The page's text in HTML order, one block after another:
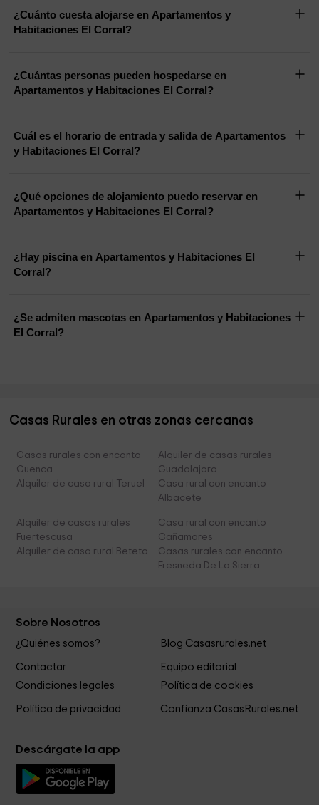
¿Cuánto cuesta alojarse en Apartamentos y
Habitaciones El Corral?
¿Cuántas personas pueden hospedarse en
Apartamentos y Habitaciones El Corral?
Cuál es el horario de entrada y salida de Apartamentos
y Habitaciones El Corral?
¿Qué opciones de alojamiento puedo reservar en
Apartamentos y Habitaciones El Corral?
¿Hay piscina en Apartamentos y Habitaciones El
Corral?
¿Se admiten mascotas en Apartamentos y Habitaciones
El Corral?
Casas Rurales en otras zonas cercanas
Casas rurales con encanto
Cuenca
Alquiler de casas rurales
Guadalajara
Alquiler de casa rural Teruel
Casa rural con encanto
Albacete
Alquiler de casas rurales
Fuertescusa
Casa rural con encanto
Cañamares
Alquiler de casa rural Beteta
Casas rurales con encanto
Fresneda De La Sierra
Sobre Nosotros
¿Quiénes somos? Blog Casasrurales.net
Contactar
Equipo editorial
Condiciones legales
Política de cookies
Política de privacidad Confianza CasasRurales.net
Descárgate la app